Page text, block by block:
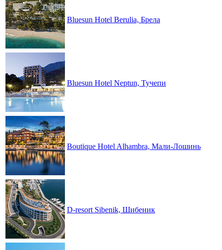
Bluesun Hotel Berulia, Брела
Bluesun Hotel Neptun, Тучепи
Boutique Hotel Alhambra, Мали-Лошинь
D-resort Sibenik, Шибеник